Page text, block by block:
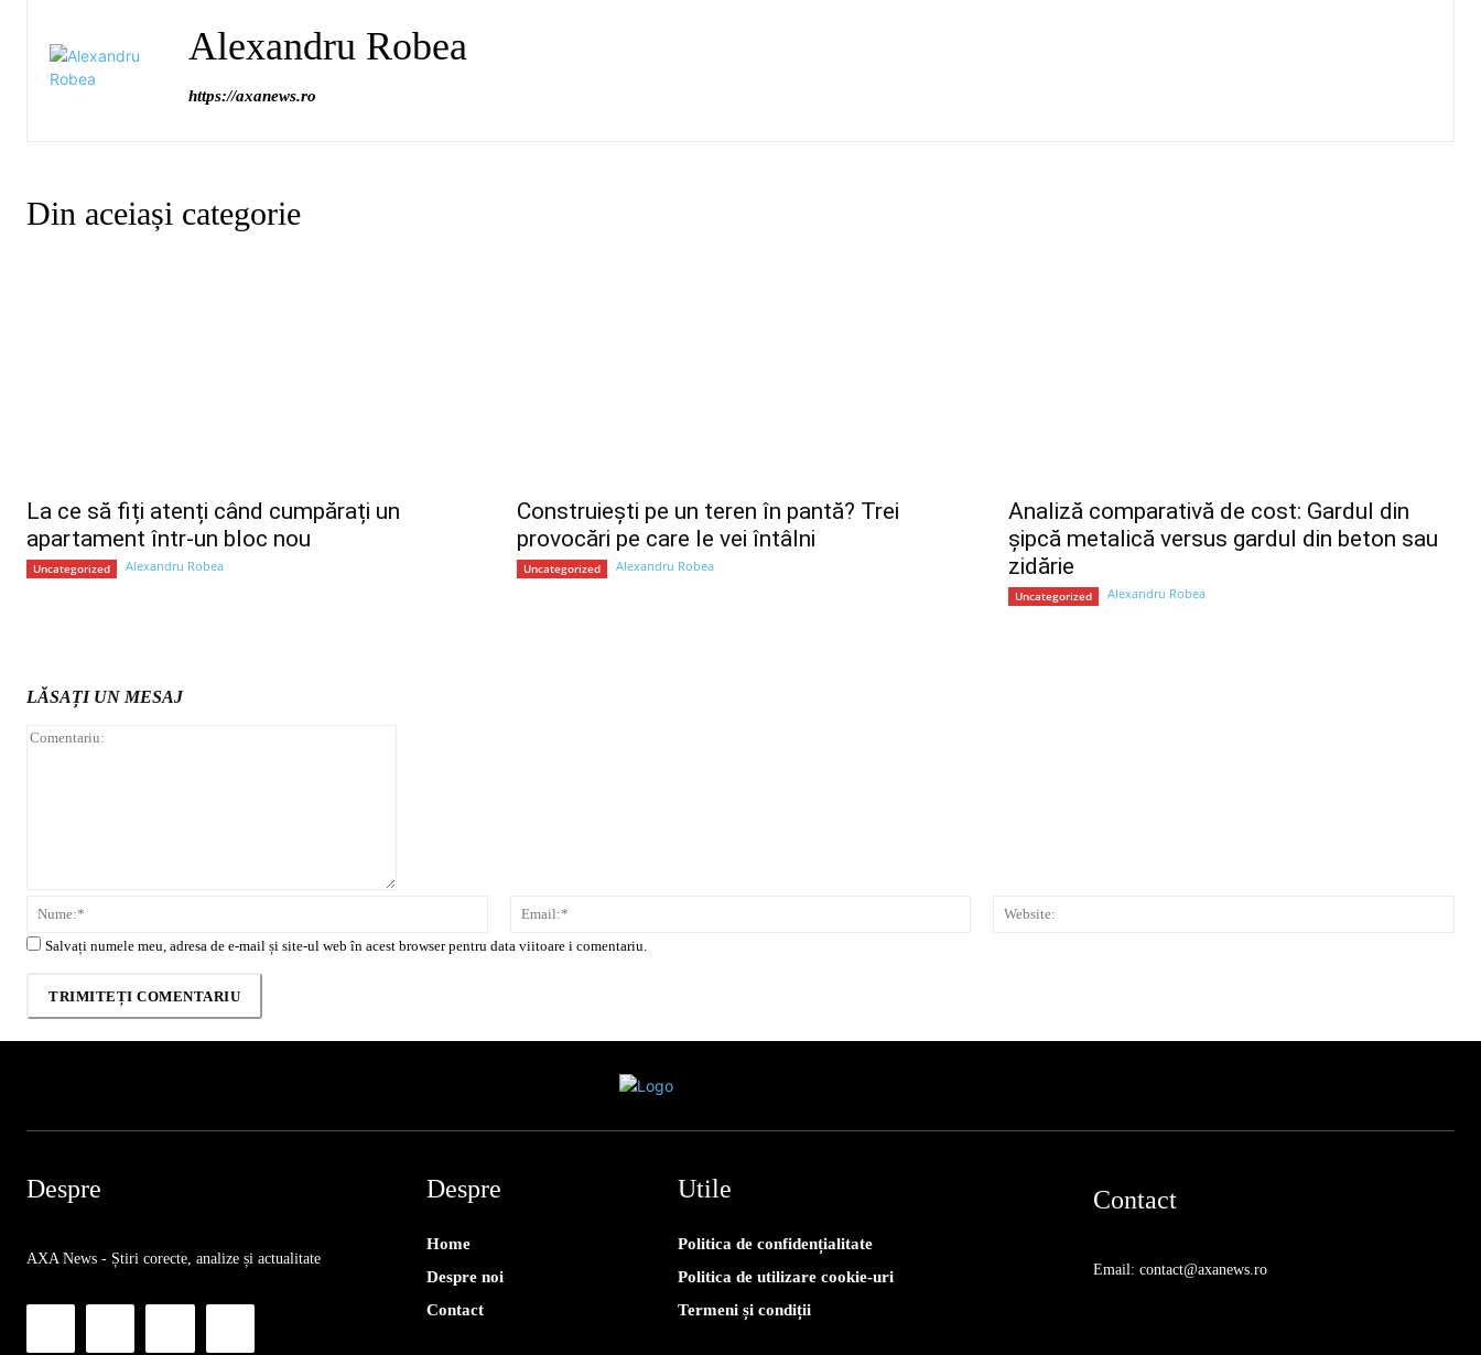
Alexandru Robea
https://axanews.ro
Din aceiași categorie
La ce să fiți atenți când cumpărați un
apartament într-un bloc nou
Uncategorized Alexandru Robea
Construiești pe un teren în pantă? Trei
provocări pe care le vei întâlni
Uncategorized Alexandru Robea
Analiză comparativă de cost: Gardul din
șipcă metalică versus gardul din beton sau
zidărie
Uncategorized Alexandru Robea
LĂSAȚI UN MESAJ
Nume:* Email:*
Salvați numele meu, adresa de e-mail și site-ul web în acest browser pentru data viitoare i comentariu.
Despre
AXA News - Știri corecte, analize și actualitate
Despre
Home
Despre noi
Contact
Utile
Politica de confidențialitate
Politica de utilizare cookie-uri
Termeni și condiții
Contact
Email: contact@axanews.ro